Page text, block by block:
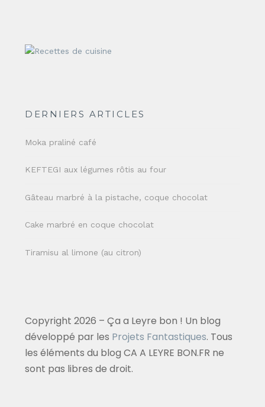
DERNIERS ARTICLES
Moka praliné café
KEFTEGI aux légumes rôtis au four
Gâteau marbré à la pistache, coque chocolat
Cake marbré en coque chocolat
Tiramisu al limone (au citron)
Copyright 2026 – Ça a Leyre bon ! Un blog
développé par les Projets Fantastiques. Tous
les éléments du blog CA A LEYRE BON.FR ne
sont pas libres de droit.